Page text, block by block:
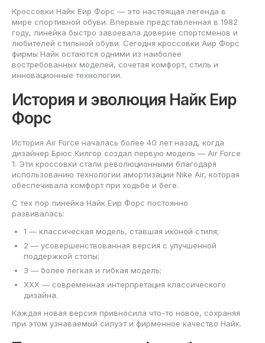
Кроссовки Найк Еир Форс — это настоящая легенда в
мире спортивной обуви. Впервые представленная в 1982
году, линейка быстро завоевала доверие спортсменов и
любителей стильной обуви. Сегодня кроссовки Аир Форс
фирмы Найк остаются одними из наиболее
востребованных моделей, сочетая комфорт, стиль и
инновационные технологии.
История и эволюция Найк Еир
Форс
История Air Force началась более 40 лет назад, когда
дизайнер Брюс Килгор создал первую модель — Air Force
1. Эти кроссовки стали революционными благодаря
использованию технологии амортизации Nike Air, которая
обеспечивала комфорт при ходьбе и беге.
С тех пор линейка Найк Еир Форс постоянно
развивалась:
1 — классическая модель, ставшая иконой стиля;
2 — усовершенствованная версия с улучшенной
поддержкой стопы;
3 — более легкая и гибкая модель;
XXX — современная интерпретация классического
дизайна.
Каждая новая версия привносила что-то новое, сохраняя
при этом узнаваемый силуэт и фирменное качество Найк.